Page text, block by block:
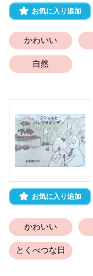
お気に入り追加
かわいい
自然
お気に入り追加
かわいい
とくべつな日